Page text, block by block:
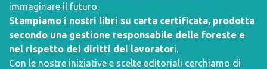
immaginare il futuro.
Stampiamo i nostri libri su carta certificata, prodotta
secondo una gestione responsabile delle foreste e
nel rispetto dei diritti dei lavoratori.
Con le nostre iniziative e scelte editoriali cerchiamo di